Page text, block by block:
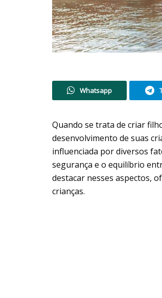
Whatsapp
Quando se trata de criar
desenvolvimento de suas
influenciada por diversos
segurança e o equilíbrio
destacar nesses aspectos,
crianças.